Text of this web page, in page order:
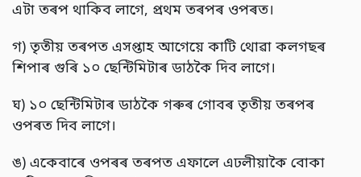
এটা তৰপ থাকিব লাগে, প্ৰথম তৰপৰ ওপৰত।
গ) তৃতীয় তৰপত এসপ্তাহ আগেয়ে কাটি থোৱা কলগছৰ
শিপাৰ গুৰি ১০ ছেন্টিমিটাৰ ডাঠকৈ দিব লাগে।
ঘ) ১০ ছেন্টিমিটাৰ ডাঠকৈ গৰুৰ গোবৰ তৃতীয় তৰপৰ
ওপৰত দিব লাগে।
ঙ) একেবাৰে ওপৰৰ তৰপত এফালে এঢলীয়াকৈ বোকা